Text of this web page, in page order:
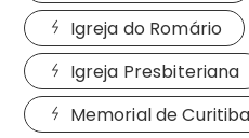
Igreja do Romário
Igreja Presbiteriana
Memorial de Curitiba